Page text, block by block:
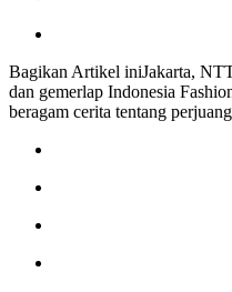
Bagikan Artikel iniJakarta,
dan gemerlap Indonesia
beragam cerita tentang